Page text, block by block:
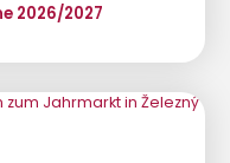
2026/2027